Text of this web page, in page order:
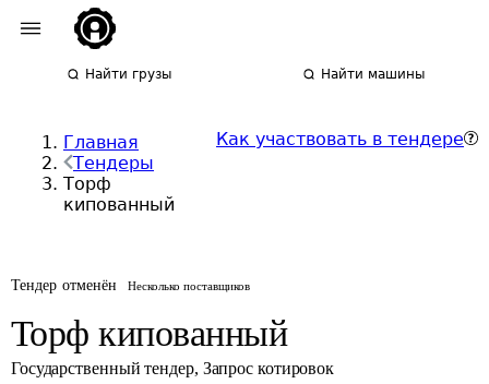
Найти грузы Найти машины
Главная
Тендеры
Торф
кипованный
Как участвовать в тендере
Тендер отменён Несколько поставщиков
Торф кипованный
Государственный тендер, Запрос котировок